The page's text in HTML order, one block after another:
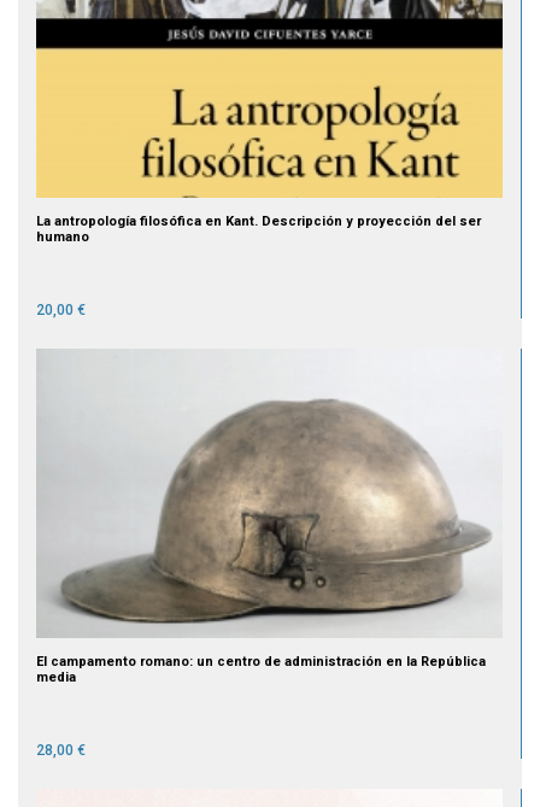
La antropología filosófica en Kant. Descripción y proyección del ser
humano
20,00 €
El campamento romano: un centro de administración en la República
media
28,00 €